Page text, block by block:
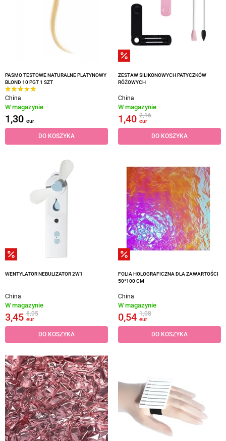
PASMO TESTOWE NATURALNE PLATYNOWY
BLOND 10 PGT 1 SZT
China
W magazynie
1,30 eur
DO KOSZYKA
ZESTAW SILIKONOWYCH PATYCZKÓW
RÓŻOWYCH
China
W magazynie
1,40 2,16
eur
DO KOSZYKA
WENTYLATOR NEBULIZATOR 2W1
China
W magazynie
3,45 6,05
eur
DO KOSZYKA
FOLIA HOLOGRAFICZNA DLA ZAWARTOŚCI
50*100 CM
China
W magazynie
0,54 1,08
eur
DO KOSZYKA